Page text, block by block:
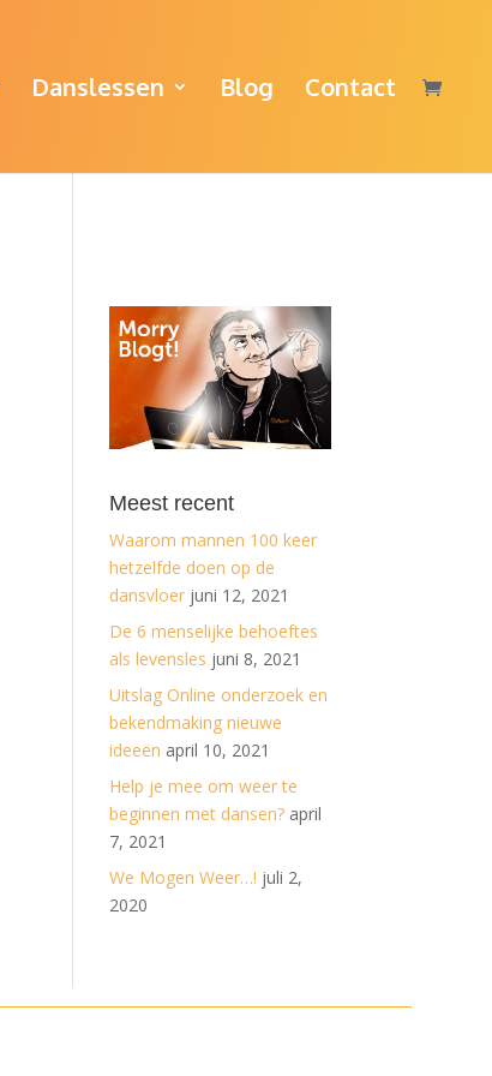
Danslessen Blog Contact
Meest recent
Waarom mannen 100 keer
hetzelfde doen op de
dansvloer juni 12, 2021
De 6 menselijke behoeftes
als levensles juni 8, 2021
Uitslag Online onderzoek en
bekendmaking nieuwe
ideeën april 10, 2021
Help je mee om weer te
beginnen met dansen? april
7, 2021
We Mogen Weer…! juli 2,
2020